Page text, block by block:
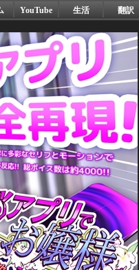
YouTube 生活 翻訳